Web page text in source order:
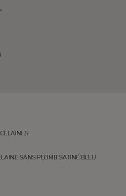
SANS PLOMB SATINÉ BLEU